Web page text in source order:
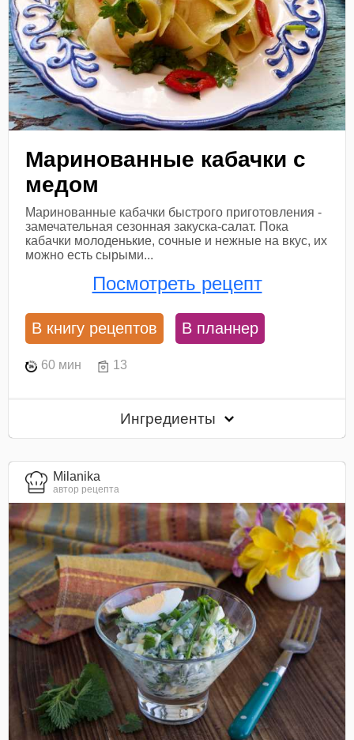
Маринованные кабачки с
медом
Маринованные кабачки быстрого приготовления -
замечательная сезонная закуска-салат. Пока
кабачки молоденькие, сочные и нежные на вкус, их
можно есть сырыми...
Посмотреть рецепт
В книгу рецептов В планнер
60 мин 13
Ингредиенты
Milanika
автор рецепта